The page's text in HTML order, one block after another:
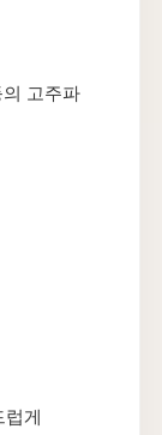
고주파
럽게